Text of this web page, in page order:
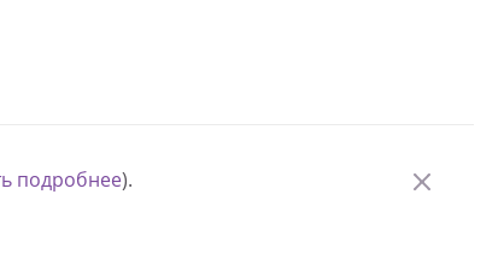
подробнее).